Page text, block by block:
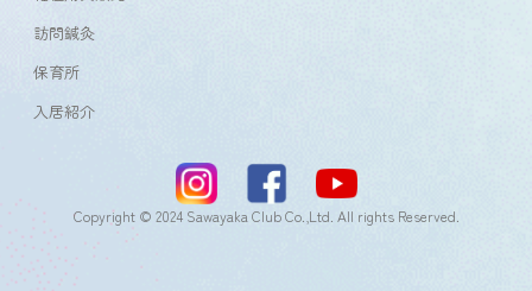
訪問鍼灸
保育所
入居紹介
Copyright © 2024 Sawayaka Club Co.,Ltd. All rights Reserved.